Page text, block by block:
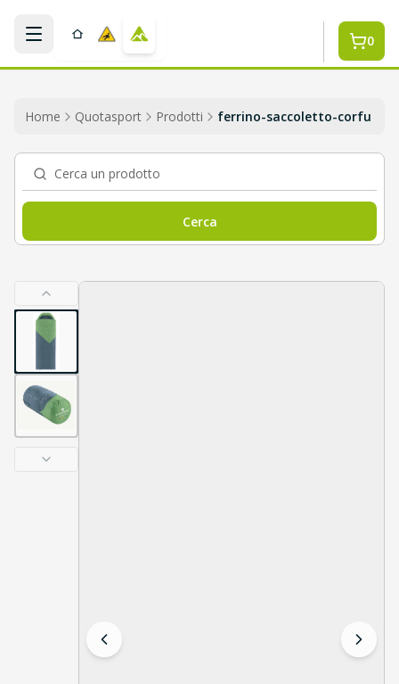
0
Home Quotasport Prodotti ferrino-saccoletto-corfu
Cerca un prodotto
Cerca